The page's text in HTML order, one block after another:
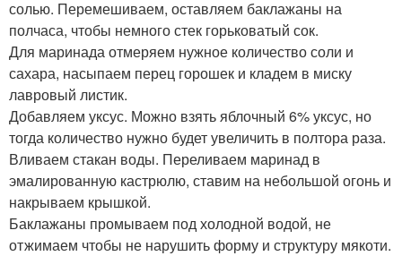
солью. Перемешиваем, оставляем баклажаны на
полчаса, чтобы немного стек горьковатый сок.
Для маринада отмеряем нужное количество соли и
сахара, насыпаем перец горошек и кладем в миску
лавровый листик.
Добавляем уксус. Можно взять яблочный 6% уксус, но
тогда количество нужно будет увеличить в полтора раза.
Вливаем стакан воды. Переливаем маринад в
эмалированную кастрюлю, ставим на небольшой огонь и
накрываем крышкой.
Баклажаны промываем под холодной водой, не
отжимаем чтобы не нарушить форму и структуру мякоти.